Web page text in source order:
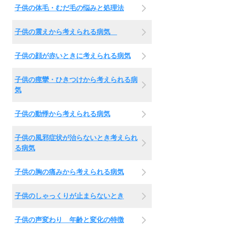
子供の体毛・むだ毛の悩みと処理法
子供の震えから考えられる病気
子供の顔が赤いときに考えられる病気
子供の痙攣・ひきつけから考えられる病
気
子供の動悸から考えられる病気
子供の風邪症状が治らないとき考えられ
る病気
子供の胸の痛みから考えられる病気
子供のしゃっくりが止まらないとき
子供の声変わり 年齢と変化の特徴